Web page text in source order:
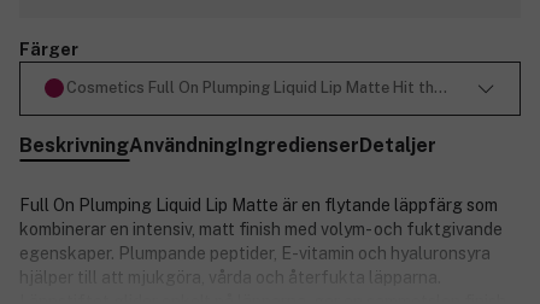
Färger
Cosmetics Full On Plumping Liquid Lip Matte Hit the Beach 4,2 ml
BeskrivningAnvändningIngredienserDetaljer
Full On Plumping Liquid Lip Matte är en flytande läppfärg som
kombinerar en intensiv, matt finish med volym- och fuktgivande
egenskaper. Plumpande peptider, E-vitamin och hyaluronsyra
hjälper till att mjukgöra, vårda och återfukta läpparna.